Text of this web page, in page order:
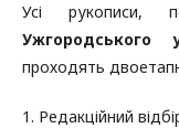
Усі рукописи,
Ужгородського
проходять
1. Редакційний